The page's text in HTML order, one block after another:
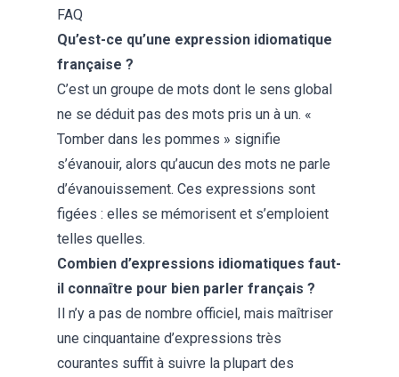
FAQ
Qu’est-ce qu’une expression idiomatique
française ?
C’est un groupe de mots dont le sens global
ne se déduit pas des mots pris un à un. «
Tomber dans les pommes » signifie
s’évanouir, alors qu’aucun des mots ne parle
d’évanouissement. Ces expressions sont
figées : elles se mémorisent et s’emploient
telles quelles.
Combien d’expressions idiomatiques faut-
il connaître pour bien parler français ?
Il n’y a pas de nombre officiel, mais maîtriser
une cinquantaine d’expressions très
courantes suffit à suivre la plupart des